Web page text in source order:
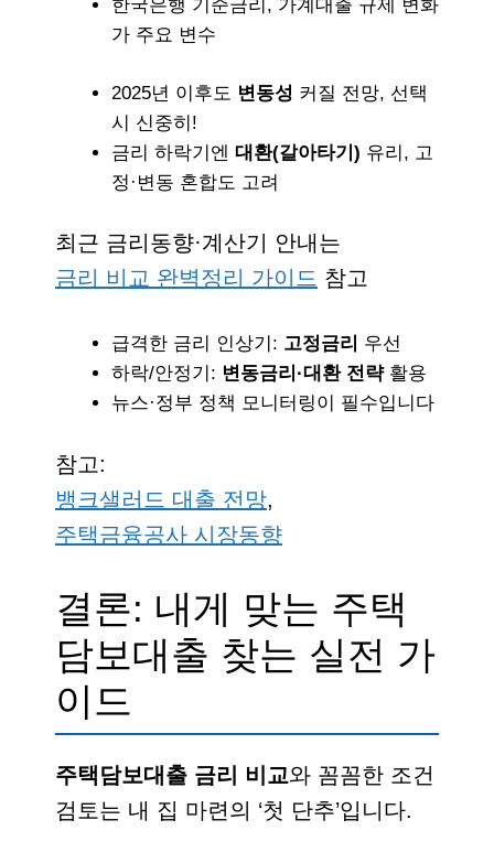
한국은행 기준금리, 가계대출 규제 변화
가 주요 변수
2025년 이후도 변동성 커질 전망, 선택
시 신중히!
금리 하락기엔 대환(갈아타기) 유리, 고
정·변동 혼합도 고려
최근 금리동향·계산기 안내는
금리 비교 완벽정리 가이드 참고
급격한 금리 인상기: 고정금리 우선
하락/안정기: 변동금리·대환 전략활용
뉴스·정부 정책 모니터링이 필수입니다
참고:
뱅크샐러드 대출 전망,
주택금융공사 시장동향
결론: 내게 맞는 주택
담보대출 찾는 실전 가
이드
주택담보대출 금리 비교와 꼼꼼한 조건
검토는 내 집 마련의 ‘첫 단추’입니다.